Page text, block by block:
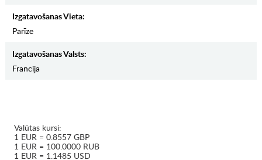
Izgatavošanas Vieta:
Parīze
Izgatavošanas Valsts:
Francija
Valūtas kursi:
1 EUR = 0.8557 GBP
1 EUR = 100.0000 RUB
1 EUR = 1.1485 USD